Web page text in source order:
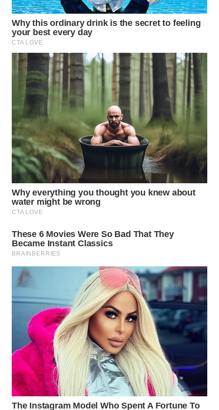
LABUHANBATU
WN
TAPANULI
TENGAH
WN DELI
SERDANG
TEBING
TINGGI
WN
PAKPAK
WN
KARAWANG
WN
BEKASI
WN
BOGOR
WN
DEPOK
WN
TAPANULI
UTARA
WN
SAMOSIR